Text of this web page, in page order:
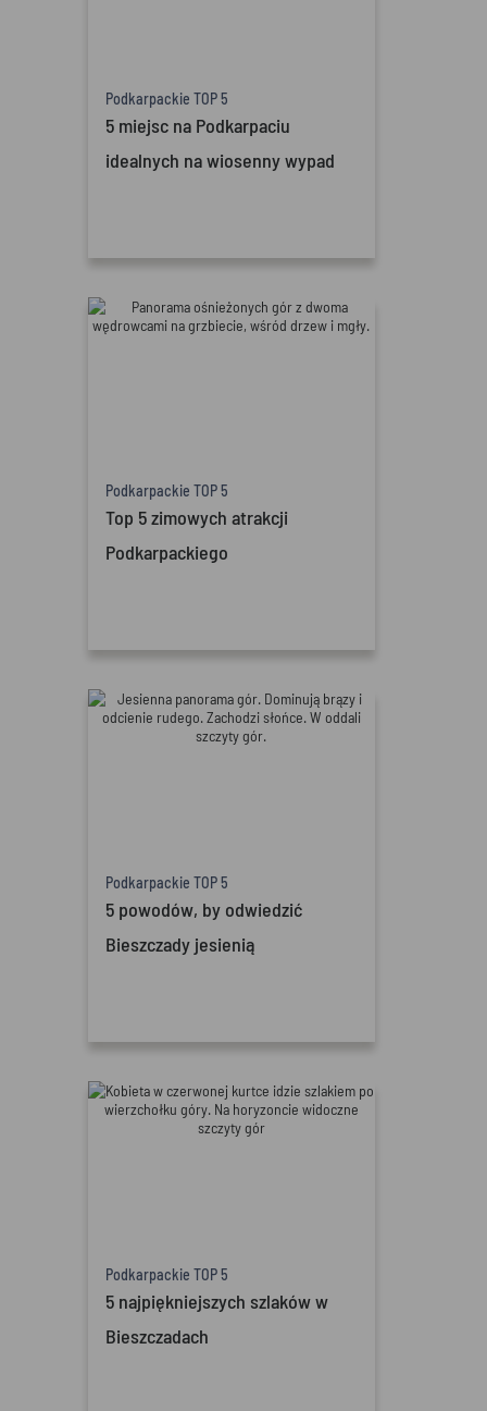
Podkarpackie TOP 5
5 miejsc na Podkarpaciu
idealnych na wiosenny wypad
Podkarpackie TOP 5
Top 5 zimowych atrakcji
Podkarpackiego
Podkarpackie TOP 5
5 powodów, by odwiedzić
Bieszczady jesienią
Podkarpackie TOP 5
5 najpiękniejszych szlaków w
Bieszczadach